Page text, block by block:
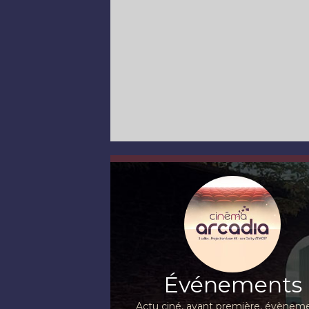
Événements
Actu ciné, avant première,